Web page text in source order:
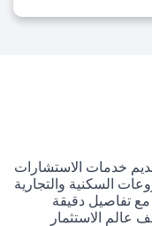
خدمات الاستشارات
السكنية والتجارية
تفاصيل دقيقة
عالم الاستثمار